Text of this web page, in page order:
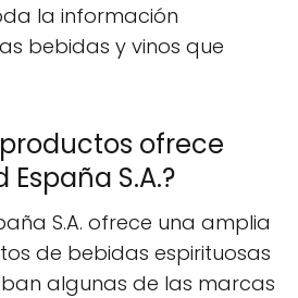
la información
bebidas y vinos que
ofrece
S.A.?
S.A. ofrece una amplia
de bebidas espirituosas
algunas de las marcas